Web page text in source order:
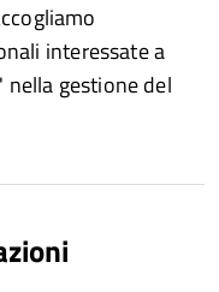
interessate a
nella gestione del